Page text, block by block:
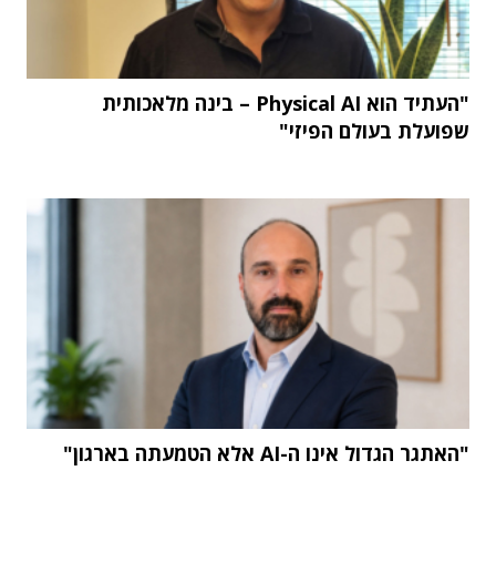
"העתיד הוא Physical AI – בינה מלאכותית
שפועלת בעולם הפיזי"
"האתגר הגדול אינו ה-AI אלא הטמעתה בארגון"